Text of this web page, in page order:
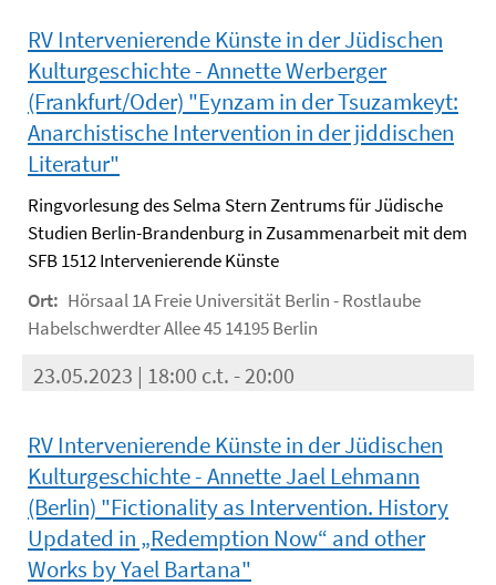
RV Intervenierende Künste in der Jüdischen
Kulturgeschichte - Annette Werberger
(Frankfurt/Oder) "Eynzam in der Tsuzamkeyt:
Anarchistische Intervention in der jiddischen
Literatur"
Ringvorlesung des Selma Stern Zentrums für Jüdische
Studien Berlin-Brandenburg in Zusammenarbeit mit dem
SFB 1512 Intervenierende Künste
Ort: Hörsaal 1A Freie Universität Berlin - Rostlaube
Habelschwerdter Allee 45 14195 Berlin
23.05.2023 | 18:00 c.t. - 20:00
RV Intervenierende Künste in der Jüdischen
Kulturgeschichte - Annette Jael Lehmann
(Berlin) "Fictionality as Intervention. History
Updated in „Redemption Now“ and other
Works by Yael Bartana"